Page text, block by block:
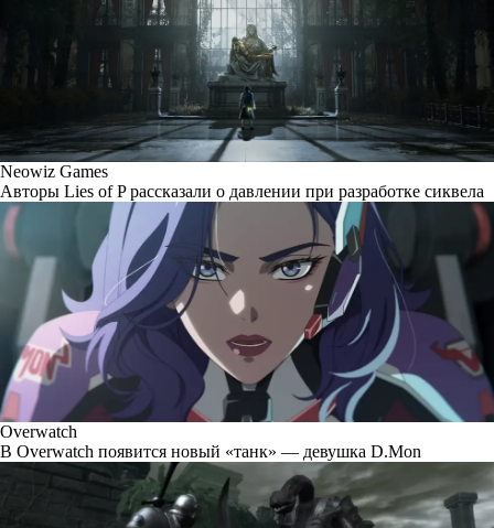
Neowiz Games
Авторы Lies of P рассказали о давлении при разработке сиквела
Overwatch
В Overwatch появится новый «танк» — девушка D.Mon